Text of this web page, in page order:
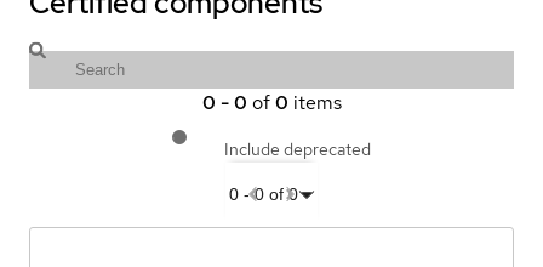
0 -0 of 0 items
Include deprecated
0-0 of 0